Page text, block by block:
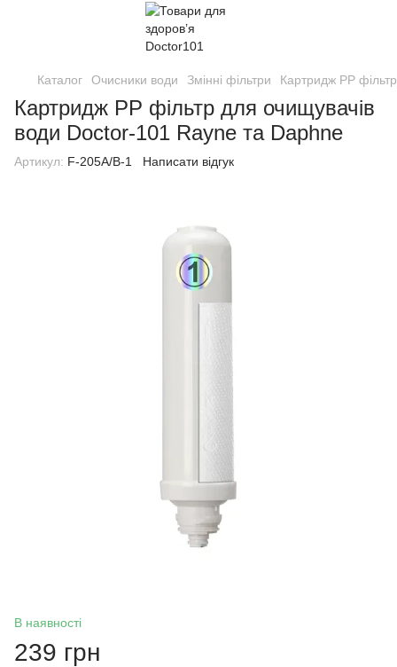
Каталог Очисники води Змінні фільтри Картридж PP
Картридж PP фільтр для очищувачів
води Doctor-101 Rayne та Daphne
Артикул: F-205А/В-1 Написати відгук
В наявності
239 грн